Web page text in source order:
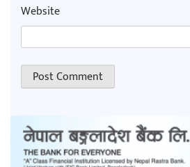
Website